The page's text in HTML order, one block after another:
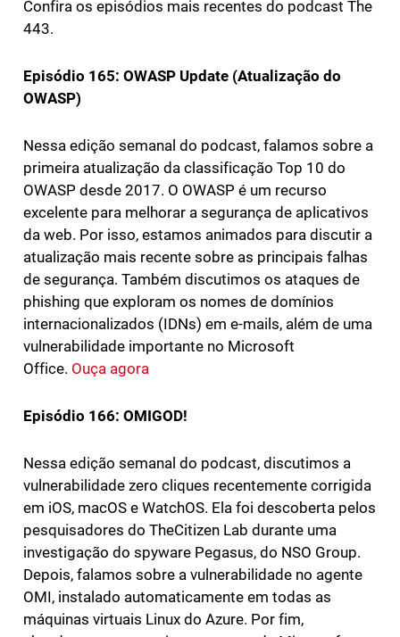
Confira os episódios mais recentes do podcast The
443.
Episódio 165: OWASP Update (Atualização do
OWASP)
Nessa edição semanal do podcast, falamos sobre a
primeira atualização da classificação Top 10 do
OWASP desde 2017. O OWASP é um recurso
excelente para melhorar a segurança de aplicativos
da web. Por isso, estamos animados para discutir a
atualização mais recente sobre as principais falhas
de segurança. Também discutimos os ataques de
phishing que exploram os nomes de domínios
internacionalizados (IDNs) em e-mails, além de uma
vulnerabilidade importante no Microsoft
Office. Ouça agora
Episódio 166: OMIGOD!
Nessa edição semanal do podcast, discutimos a
vulnerabilidade zero cliques recentemente corrigida
em iOS, macOS e WatchOS. Ela foi descoberta pelos
pesquisadores do TheCitizen Lab durante uma
investigação do spyware Pegasus, do NSO Group.
Depois, falamos sobre a vulnerabilidade no agente
OMI, instalado automaticamente em todas as
máquinas virtuais Linux do Azure. Por fim,